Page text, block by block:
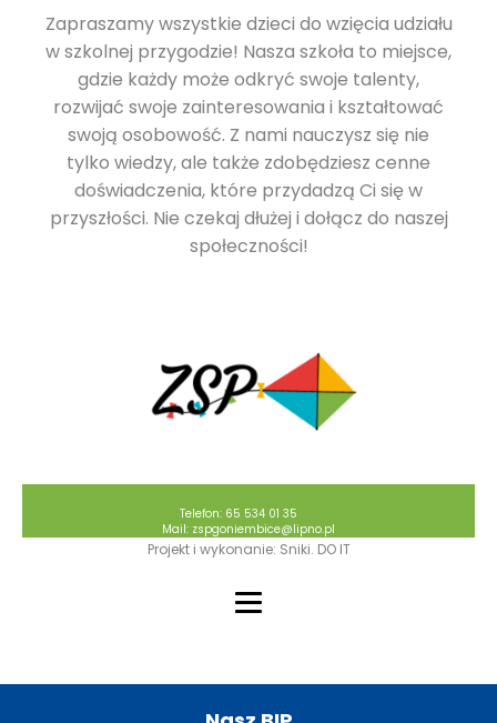
Zapraszamy wszystkie dzieci do wzięcia udziału
w szkolnej przygodzie! Nasza szkoła to miejsce,
gdzie każdy może odkryć swoje talenty,
rozwijać swoje zainteresowania i kształtować
swoją osobowość. Z nami nauczysz się nie
tylko wiedzy, ale także zdobędziesz cenne
doświadczenia, które przydadzą Ci się w
przyszłości. Nie czekaj dłużej i dołącz do naszej
społeczności!
Telefon: 65 534 01 35
Mail: zspgoniembice@lipno.pl
Projekt i wykonanie: Sniki. DO IT